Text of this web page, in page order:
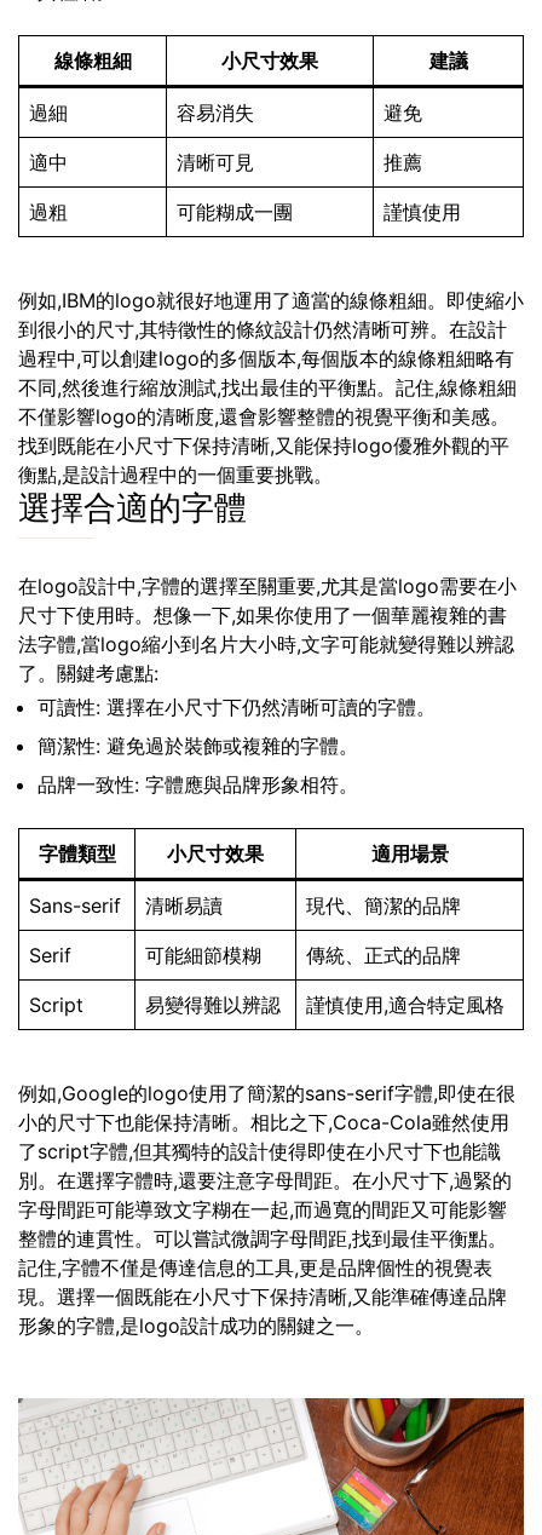
線條粗細 小尺寸效果 建議
過細 容易消失 避免
適中 清晰可見 推薦
過粗 可能糊成一團 謹慎使用
例如,IBM的logo就很好地運用了適當的線條粗細。即使縮小
到很小的尺寸,其特徵性的條紋設計仍然清晰可辨。在設計
過程中,可以創建logo的多個版本,每個版本的線條粗細略有
不同,然後進行縮放測試,找出最佳的平衡點。記住,線條粗細
不僅影響logo的清晰度,還會影響整體的視覺平衡和美感。
找到既能在小尺寸下保持清晰,又能保持logo優雅外觀的平
衡點,是設計過程中的一個重要挑戰。
選擇合適的字體
在logo設計中,字體的選擇至關重要,尤其是當logo需要在小
尺寸下使用時。想像一下,如果你使用了一個華麗複雜的書
法字體,當logo縮小到名片大小時,文字可能就變得難以辨認
了。關鍵考慮點:
可讀性: 選擇在小尺寸下仍然清晰可讀的字體。
簡潔性: 避免過於裝飾或複雜的字體。
品牌一致性: 字體應與品牌形象相符。
字體類型 小尺寸效果 適用場景
Sans-serif 清晰易讀 現代、簡潔的品牌
Serif 可能細節模糊 傳統、正式的品牌
Script 易變得難以辨認 謹慎使用,適合特定風格
例如,Google的logo使用了簡潔的sans-serif字體,即使在很
小的尺寸下也能保持清晰。相比之下,Coca-Cola雖然使用
了script字體,但其獨特的設計使得即使在小尺寸下也能識
別。在選擇字體時,還要注意字母間距。在小尺寸下,過緊的
字母間距可能導致文字糊在一起,而過寬的間距又可能影響
整體的連貫性。可以嘗試微調字母間距,找到最佳平衡點。
記住,字體不僅是傳達信息的工具,更是品牌個性的視覺表
現。選擇一個既能在小尺寸下保持清晰,又能準確傳達品牌
形象的字體,是logo設計成功的關鍵之一。